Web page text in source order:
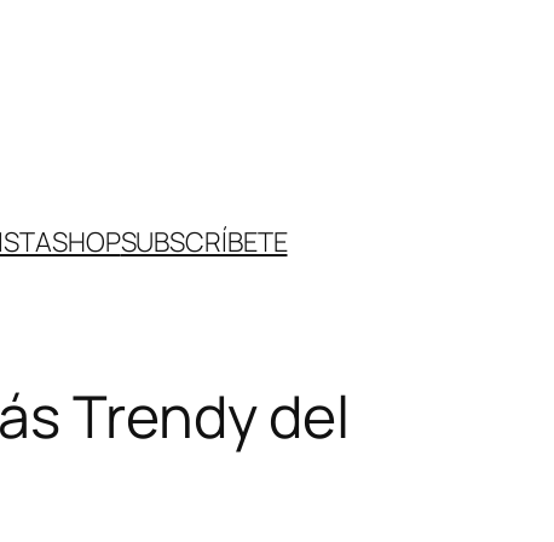
SHOPSUBSCRÍBETE
Trendy del